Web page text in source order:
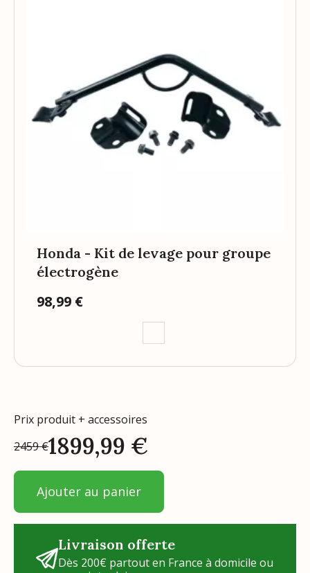
Honda - Kit de levage pour groupe
électrogène
Prix
98,99 €
Livraison offerte
Dès 200€ partout en France à domicile ou
Prix produit + accessoires
2459€1899,99 €
Ajouter au panier